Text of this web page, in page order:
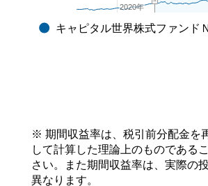
2020年
2020年
End of interactive chart.
キャピタル世界株式ファンド
※ 期間収益率は、税引前分配金を
して計算した理論上のものである
さい。また期間収益率は、実際の
異なります。